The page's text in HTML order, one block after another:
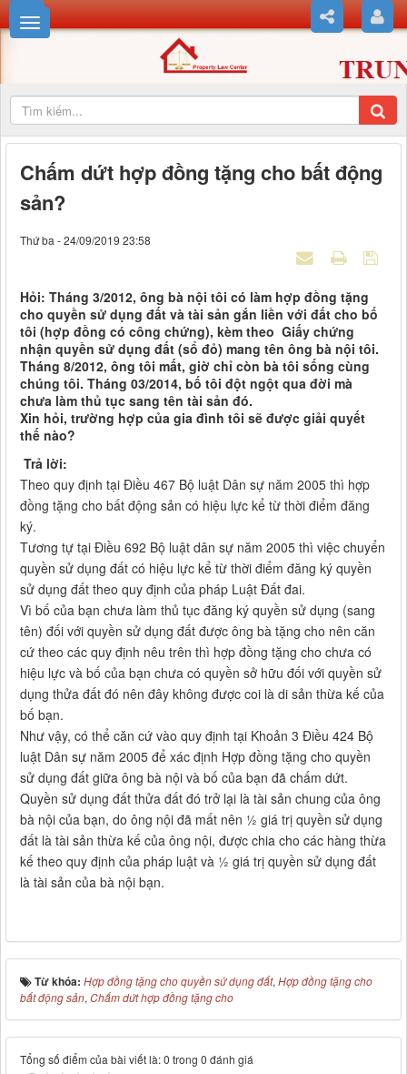
Chấm dứt hợp đồng tặng cho bất động
sản?
Thứ ba - 24/09/2019 23:58
Hỏi: Tháng 3/2012, ông bà nội tôi có làm hợp đồng tặng
cho quyền sử dụng đất và tài sản gắn liền với đất cho bố
tôi (hợp đồng có công chứng), kèm theo Giấy chứng
nhận quyền sử dụng đất (sổ đỏ) mang tên ông bà nội tôi.
Tháng 8/2012, ông tôi mất, giờ chỉ còn bà tôi sống cùng
chúng tôi. Tháng 03/2014, bố tôi đột ngột qua đời mà
chưa làm thủ tục sang tên tài sản đó.
Xin hỏi, trường hợp của gia đình tôi sẽ được giải quyết
thế nào?
Trả lời:
Theo quy định tại Điều 467 Bộ luật Dân sự năm 2005 thì hợp
đồng tặng cho bất động sản có hiệu lực kể từ thời điểm đăng
ký.
Tương tự tại Điều 692 Bộ luật dân sự năm 2005 thì việc chuyển
quyền sử dụng đất có hiệu lực kể từ thời điểm đăng ký quyền
sử dụng đất theo quy định của pháp Luật Đất đai.
Vì bố của bạn chưa làm thủ tục đăng ký quyền sử dụng (sang
tên) đối với quyền sử dụng đất được ông bà tặng cho nên căn
cứ theo các quy định nêu trên thì hợp đồng tặng cho chưa có
hiệu lực và bố của bạn chưa có quyền sở hữu đối với quyền sử
dụng thửa đất đó nên đây không được coi là di sản thừa kế của
bố bạn.
Như vậy, có thể căn cứ vào quy định tại Khoản 3 Điều 424 Bộ
luật Dân sự năm 2005 để xác định Hợp đồng tặng cho quyền
sử dụng đất giữa ông bà nội và bố của bạn đã chấm dứt.
Quyền sử dụng đất thửa đất đó trở lại là tài sản chung của ông
bà nội của bạn, do ông nội đã mất nên ½ giá trị quyền sử dụng
đất là tài sản thừa kế của ông nội, được chia cho các hàng thừa
kế theo quy định của pháp luật và ½ giá trị quyền sử dụng đất
là tài sản của bà nội bạn.
Từ khóa: Hợp đồng tặng cho quyền sử dụng đất, Hợp đồng tặng cho
bất động sản, Chấm dứt hợp đồng tặng cho
Tổng số điểm của bài viết là: 0 trong 0 đánh giá